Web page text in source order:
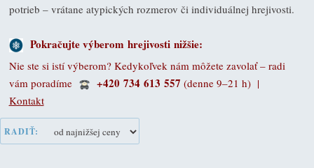
potrieb – vrátane atypických rozmerov či individuálnej hrejivosti.
Pokračujte výberom hrejivostinižšie:
Nie ste si istí výberom? Kedykoľvek nám môžete zavolať – radi
vám poradíme
+420 734 613 557 (denne 9–21 h)|
Kontakt
RADIŤ: